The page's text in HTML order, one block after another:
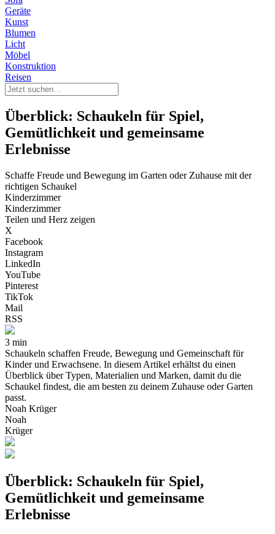
Geräte
Kunst
Blumen
Licht
Möbel
Konstruktion
Reisen
Überblick: Schaukeln für Spiel,
Gemütlichkeit und gemeinsame
Erlebnisse
Schaffe Freude und Bewegung im Garten oder Zuhause mit der
richtigen Schaukel
Kinderzimmer
Kinderzimmer
Teilen und Herz zeigen
X
Facebook
Instagram
LinkedIn
YouTube
Pinterest
TikTok
Mail
RSS
3 min
Schaukeln schaffen Freude, Bewegung und Gemeinschaft für
Kinder und Erwachsene. In diesem Artikel erhältst du einen
Überblick über Typen, Materialien und Marken, damit du die
Schaukel findest, die am besten zu deinem Zuhause oder Garten
passt.
Noah Krüger
Noah
Krüger
Überblick: Schaukeln für Spiel,
Gemütlichkeit und gemeinsame
Erlebnisse